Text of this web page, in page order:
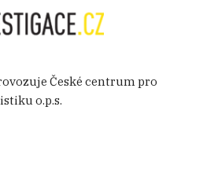
České centrum pro
o.p.s.